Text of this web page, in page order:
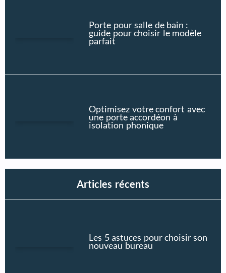
Porte pour salle de bain :
guide pour choisir le modèle
parfait
Optimisez votre confort avec
une porte accordéon à
isolation phonique
Articles récents
Les 5 astuces pour choisir son
nouveau bureau